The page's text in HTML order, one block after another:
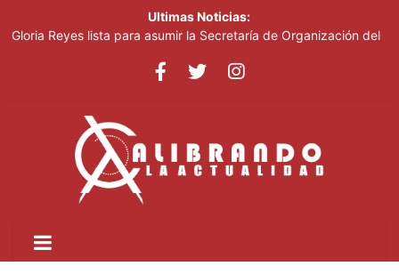
Ultimas Noticias:
Gloria Reyes lista para asumir la Secretaría de Organización del
Efemérides Patrias y el Instituto Duartiano en reunión solemne
Agente de la DIGESETT identifica a mujer reportada como
desaparecida tras encontrarla desorientada
Banreservas obtiene siete galardones en los Effie Awards
República Dominicana 2026